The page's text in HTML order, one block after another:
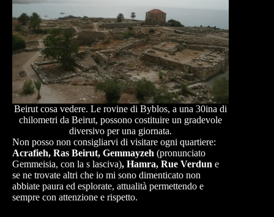
Beirut cosa vedere. Le rovine di Byblos, a una 30ina di
chilometri da Beirut, possono costituire un gradevole
diversivo per una giornata.
Non posso non consigliarvi di visitare ogni quartiere:
Acrafieh, Ras Beirut, Gemmayzeh (pronunciato
Gemmeisia, con la s lasciva), Hamra, Rue Verdun e
se ne trovate altri che io mi sono dimenticato non
abbiate paura ed esplorate, attualità permettendo e
sempre con attenzione e rispetto.